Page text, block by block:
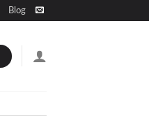
Blog